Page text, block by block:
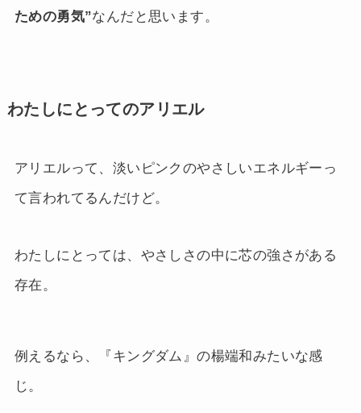
ための勇気”なんだと思います。
わたしにとってのアリエル
アリエルって、淡いピンクのやさしいエネルギーっ
て言われてるんだけど。
わたしにとっては、やさしさの中に芯の強さがある
存在。
例えるなら、『キングダム』の楊端和みたいな感
じ。